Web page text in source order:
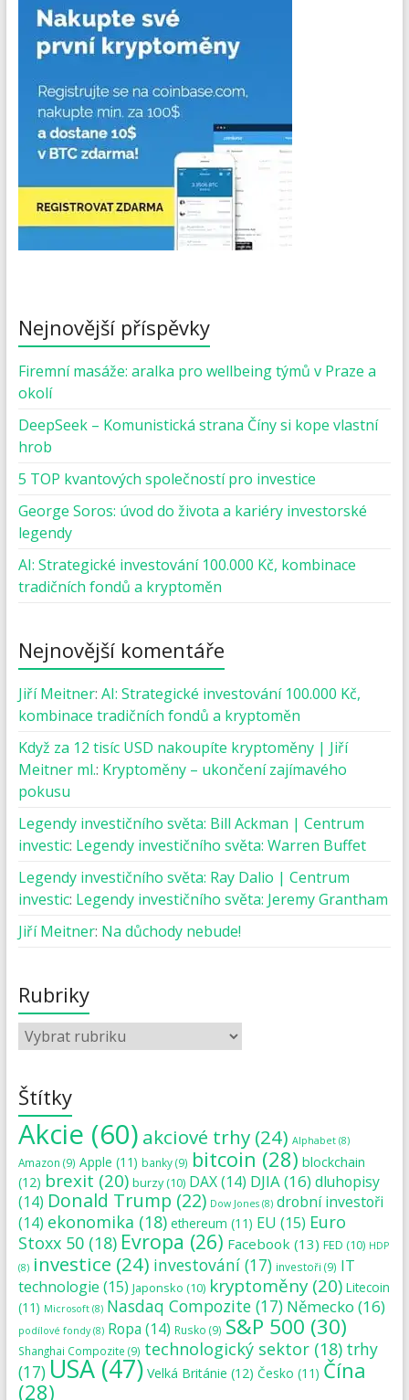
Nejnovější příspěvky
Firemní masáže: aralka pro wellbeing týmů v Praze a
okolí
DeepSeek – Komunistická strana Číny si kope vlastní
hrob
5 TOP kvantových společností pro investice
George Soros: úvod do života a kariéry investorské
legendy
AI: Strategické investování 100.000 Kč, kombinace
tradičních fondů a kryptoměn
Nejnovější komentáře
Jiří Meitner: AI: Strategické investování 100.000 Kč,
kombinace tradičních fondů a kryptoměn
Když za 12 tisíc USD nakoupíte kryptoměny | Jiří
Meitner ml.: Kryptoměny – ukončení zajímavého
pokusu
Legendy investičního světa: Bill Ackman | Centrum
investic: Legendy investičního světa: Warren Buffet
Legendy investičního světa: Ray Dalio | Centrum
investic: Legendy investičního světa: Jeremy Grantham
Jiří Meitner: Na důchody nebude!
Rubriky
Štítky
Akcie (60) akciové trhy(24) Alphabet(8)
Amazon (9) Apple (11) banky(9) bitcoin (28) blockchain
(12) brexit (20) burzy(10) DAX(14) DJIA(16)dluhopisy
(14) Donald Trump (22) Dow Jones(8) drobní investoři
(14) ekonomika (18) ethereum (11) EU (15) Euro
Stoxx 50(18) Evropa (26) Facebook (13) FED (10) HDP
(8) investice (24) investování(17) investoři (9) IT
technologie (15) Japonsko (10) kryptoměny(20) Litecoin
(11) Microsoft(8) Nasdaq Compozite(17) Německo (16)
podílové fondy(8) Ropa (14) Rusko (9) S&P 500 (30)
Shanghai Compozite (9) technologický sektor(18) trhy
(17)USA(47) Velká Británie (12) Česko (11) Čína
(28)